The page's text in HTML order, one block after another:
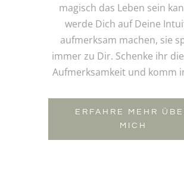
magisch das Leben sein
werde Dich auf Deine
aufmerksam machen, sie
immer zu Dir. Schenke ihr
Aufmerksamkeit und komm
ERFAHRE MEHR
MICH